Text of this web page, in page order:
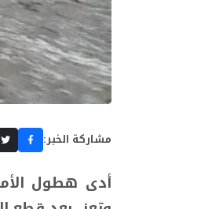
مشاركة الخبر:
أدى هطول